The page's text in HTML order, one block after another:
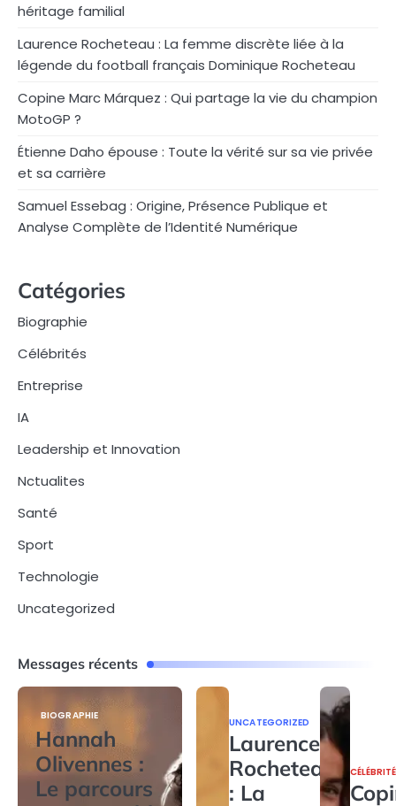
héritage familial
Laurence Rocheteau : La femme discrète liée à la
légende du football français Dominique Rocheteau
Copine Marc Márquez : Qui partage la vie du champion
MotoGP ?
Étienne Daho épouse : Toute la vérité sur sa vie privée
et sa carrière
Samuel Essebag : Origine, Présence Publique et
Analyse Complète de l’Identité Numérique
Catégories
Biographie
Célébrités
Entreprise
IA
Leadership et Innovation
Nctualites
Santé
Sport
Technologie
Uncategorized
Messages récents
BIOGRAPHIE
Hannah
Olivennes :
Le parcours
UNCATEGORIZED
Laurence
Rocheteau
: La